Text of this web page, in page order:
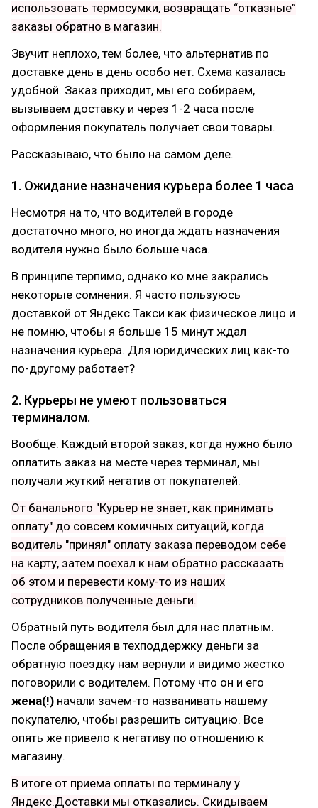
использовать термосумки, возвращать “отказные”
заказы обратно в магазин.
Звучит неплохо, тем более, что альтернатив по
доставке день в день особо нет. Схема казалась
удобной. Заказ приходит, мы его собираем,
вызываем доставку и через 1-2 часа после
оформления покупатель получает свои товары.
Рассказываю, что было на самом деле.
1. Ожидание назначения курьера более 1 часа
Несмотря на то, что водителей в городе
достаточно много, но иногда ждать назначения
водителя нужно было больше часа.
В принципе терпимо, однако ко мне закрались
некоторые сомнения. Я часто пользуюсь
доставкой от Яндекс.Такси как физическое лицо и
не помню, чтобы я больше 15 минут ждал
назначения курьера. Для юридических лиц как-то
по-другому работает?
2. Курьеры не умеют пользоваться
терминалом.
Вообще. Каждый второй заказ, когда нужно было
оплатить заказ на месте через терминал, мы
получали жуткий негатив от покупателей.
От банального "Курьер не знает, как принимать
оплату" до совсем комичных ситуаций, когда
водитель "принял" оплату заказа переводом себе
на карту, затем поехал к нам обратно рассказать
об этом и перевести кому-то из наших
сотрудников полученные деньги.
Обратный путь водителя был для нас платным.
После обращения в техподдержку деньги за
обратную поездку нам вернули и видимо жестко
поговорили с водителем. Потому что он и его
жена(!) начали зачем-то названивать нашему
покупателю, чтобы разрешить ситуацию. Все
опять же привело к негативу по отношению к
магазину.
В итоге от приема оплаты по терминалу у
Яндекс.Доставки мы отказались. Скидываем